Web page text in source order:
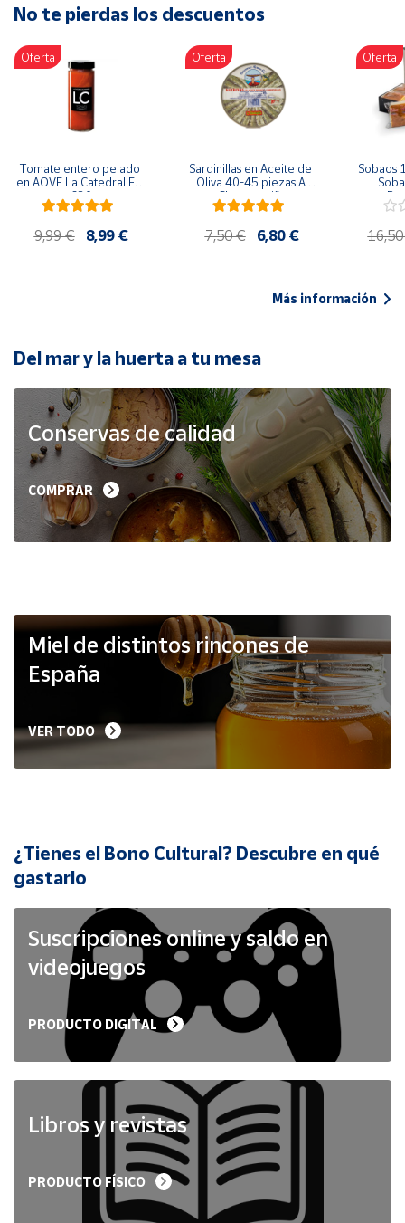
Artesanía
Oficina y
Papelería
Para Canarias,
Ceuta y Melilla
populares
Bono
Cultural
de Correos
Market
Productos
Solidarios
Ayuda
Vendedores
Mapa de
Hazte
vendedor
Cuenta
Ubicación
Península
Baleares
Melilla
No te pierdas los descuentos
Oferta
Tomate entero pelado
en AOVE La Catedral ER-
630
9,99 € 8,99 €
Oferta
Sardinillas en Aceite de
Oliva 40-45 piezas A
Churrusquiña
7,50 € 6,80 €
Oferta
Sobaos
Más información
Del mar y la huerta a tu mesa
Conservas de calidad
COMPRAR
Miel de distintos rincones de
España
VER TODO
¿Tienes el Bono Cultural? Descubre en qué
gastarlo
Suscripciones online y saldo en
videojuegos
PRODUCTO DIGITAL
Libros y revistas
PRODUCTO FÍSICO